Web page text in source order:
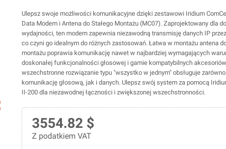
Ulepsz swoje możliwości komunikacyjne dzięki zestawowi Iridium
Data Modem i Antena do Stałego Montażu (MC07). Zaprojektowany dla
wydajności, ten modem zapewnia niezawodną transmisję danych IP
co czyni go idealnym do różnych zastosowań. Łatwa w montażu antena
montażu poprawia komunikację nawet w najbardziej wymagających
doskonałej funkcjonalności głosowej i gamie kompatybilnych
wszechstronne rozwiązanie typu "wszystko w jednym" obsługuje zarówno
komunikację głosową, jak i danych. Ulepsz swój system za pomocą
II-200 dla niezawodnej łączności i zwiększonej wszechstronności.
3554.82 $
Z podatkiem VAT